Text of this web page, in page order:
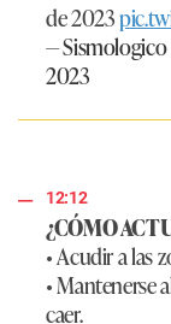
de 2023
—
2023
12:12
¿CÓMO
• Acudir a las
• Mantenerse
caer.